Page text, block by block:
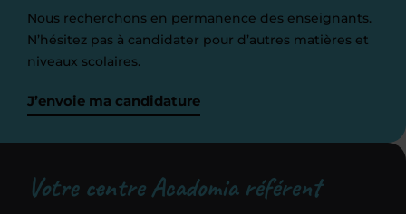
Nous recherchons en permanence des enseignants.
N’hésitez pas à candidater pour d’autres matières et
niveaux scolaires.
J’envoie ma candidature
Votre centre Acadomia référent